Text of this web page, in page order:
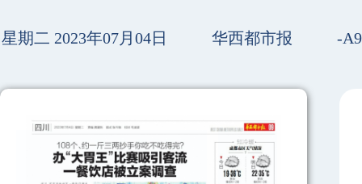
星期二 2023年07月04日 华西都市报 -